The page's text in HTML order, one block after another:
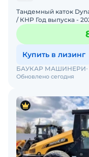
Тандемный каток Dynapac CC5200
/ КНР Год выпуска -
рабочая масса - 14890
Купить в лизинг
Обновлено сегодня
БАУКАР МАШИНЕРИ